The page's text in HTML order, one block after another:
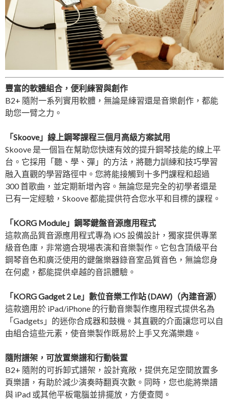
豐富的軟體組合，便利練習與創作
B2+ 隨附一系列實用軟體，無論是練習還是音樂創作，都能
助您一臂之力。
「Skoove」線上鋼琴課程三個月高級方案試用
Skoove 是一個旨在幫助您快速有效的提升鋼琴技能的線上平
台。它採用「聽、學、彈」的方法，將聽力訓練和技巧學習
融入直觀的學習路徑中。您將能接觸到十多門課程和超過
300 首歌曲，並定期新增內容。無論您是完全的初學者還是
已有一定經驗，Skoove 都能提供符合您水平和目標的課程。
「KORG Module」鋼琴鍵盤音源應用程式
這款高品質音源應用程式專為 iOS 設備設計，獨家提供專業
級音色庫，非常適合現場表演和音樂製作。它包含頂級平台
鋼琴音色和廣泛使用的鍵盤樂器錄音室品質音色，無論您身
在何處，都能提供卓越的音訊體驗。
「KORG Gadget 2 Le」數位音樂工作站 (DAW)（內建音源）
這款適用於 iPad/iPhone 的行動音樂製作應用程式提供名為
「Gadgets」的迷你合成器和鼓機。其直觀的介面讓您可以自
由組合這些元素，使音樂製作既易於上手又充滿樂趣。
隨附譜架，可放置樂譜和行動裝置
B2+ 隨附的可拆卸式譜架，設計寬敞，提供充足空間放置多
頁樂譜，有助於減少演奏時翻頁次數。同時，您也能將樂譜
與 iPad 或其他平板電腦並排擺放，方便查閱。